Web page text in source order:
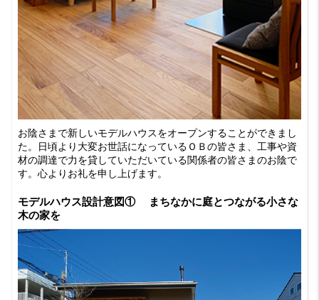
お陰さまで新しいモデルハウスをオープンすることができまし
た。日頃より大変お世話になっているＯＢの皆さま、工事や資
材の調達で力を貸していただいている関係者の皆さまのお陰で
す。心よりお礼を申し上げます。
モデルハウス設計意図① まちなかに庭とつながる小さな
木の家を